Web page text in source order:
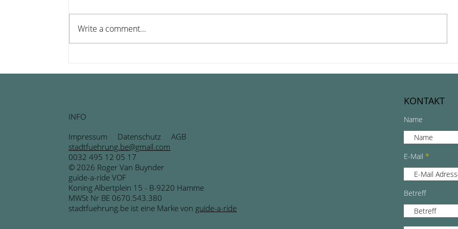
Jahresendzauber in
die Altstadt gerade jetzt
Write a comment...
KONTAKT
Name
E-Mail
Betreff
INFO
Impressum
Datenschutz
AGB
stadtfuehrung.be@gmail.com
0032 495 12 05 17
© 2026 Roger Van Buynder
guide-a-ride VOF
Koning Albertplein 15 - B-9220 Hamme
MWSt Nr BE 0670.543.380
stadtfuehrung.be ist eine Marke von guide-a-ride